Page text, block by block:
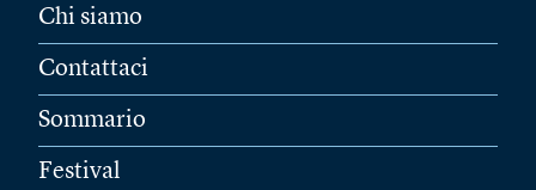
Chi siamo
Contattaci
Sommario
Festival